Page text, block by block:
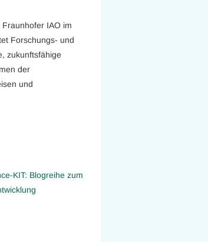
IAO im
Forschungs- und
zukunftsfähige
der
und
KIT: Blogreihe zum